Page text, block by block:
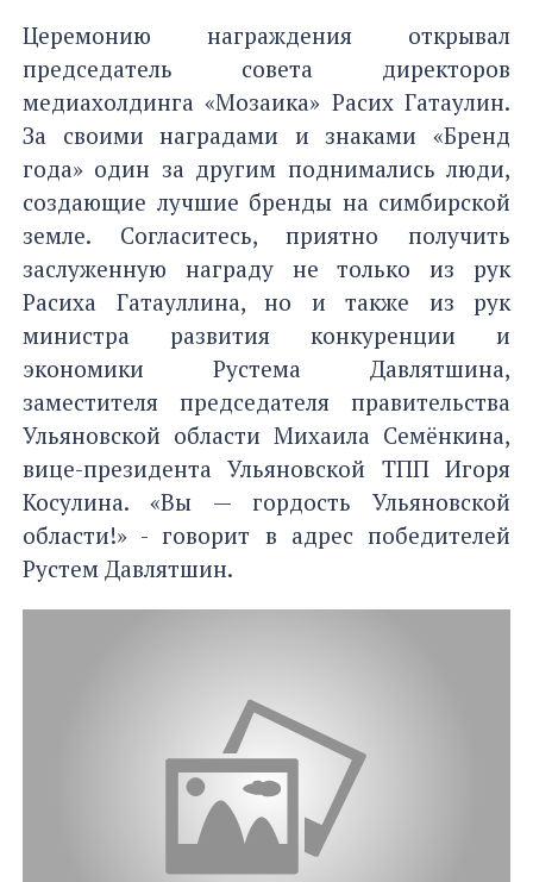
Церемонию награждения открывал
председатель совета директоров
медиахолдинга «Мозаика» Расих Гатаулин.
За своими наградами и знаками «Бренд
года» один за другим поднимались люди,
создающие лучшие бренды на симбирской
земле. Согласитесь, приятно получить
заслуженную награду не только из рук
Расиха Гатауллина, но и также из рук
министра развития конкуренции и
экономики Рустема Давлятшина,
заместителя председателя правительства
Ульяновской области Михаила Семёнкина,
вице-президента Ульяновской ТПП Игоря
Косулина. «Вы — гордость Ульяновской
области!» - говорит в адрес победителей
Рустем Давлятшин.